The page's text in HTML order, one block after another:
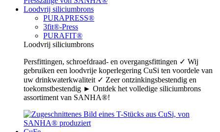
Loodvrij siliciumbrons
PURAPRESS®
3fit®-Press
PURAFIT®
Loodvrij siliciumbrons
Persfittingen, schroefdraad- en overgangsfittingen ✓ Wij
gebruiken een loodvrije koperlegering CuSi ten voordele van
uw drinkwaterkwaliteit ✓ Zeer ontzinkingsbestendig en
toekomstbestendig ► Ontdek het volledige siliciumbrons
assortiment van SANHA®!